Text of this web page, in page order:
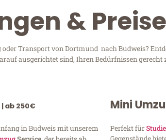
&
oder Transport von Dortmund nach Budweis?
ausgerichtet sind, Ihren Bedürfnissen
| ab 250€
in Budweis mit unserem
Mini
Perfekt für